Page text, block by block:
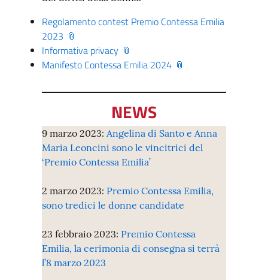
Regolamento contest Premio Contessa Emilia
2023
Informativa privacy
Manifesto Contessa Emilia 2024
NEWS
9 marzo 2023: Angelina di Santo e Anna
Maria Leoncini sono le vincitrici del
‘Premio Contessa Emilia’
2 marzo 2023: Premio Contessa Emilia,
sono tredici le donne candidate
23 febbraio 2023: Premio Contessa
Emilia, la cerimonia di consegna si terrà
l’8 marzo 2023